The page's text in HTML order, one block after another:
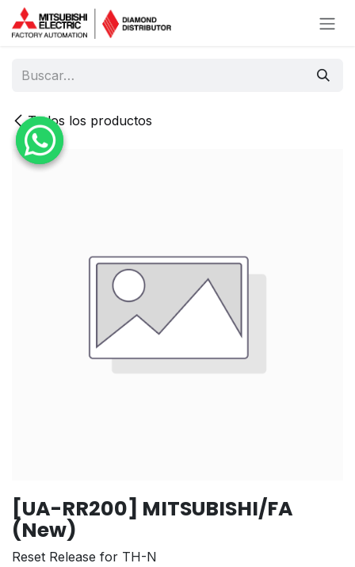
Ir al contenido
Todos los productos
[UA-RR200] MITSUBISHI/FA
(New)
Reset Release for TH-N